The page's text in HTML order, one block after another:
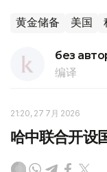
黄金储备 美国
без
编译
21:20, 27 7月 2026
哈中联合开设